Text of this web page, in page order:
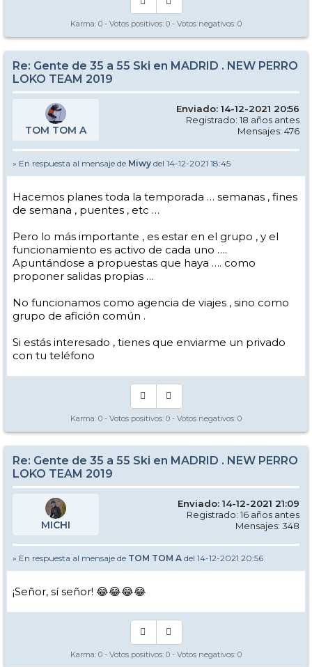
Karma: 0 - Votos positivos: 0 - Votos negativos: 0
Re: Gente de 35 a 55 Ski en MADRID . NEW PERRO
LOKO TEAM 2019
TOM TOM A
Enviado: 14-12-2021 20:56
Registrado: 18 años antes
Mensajes: 476
» En respuesta al mensaje de Miwy del 14-12-2021 18:45
Hacemos planes toda la temporada … semanas , fines
de semana , puentes , etc …
Pero lo más importante , es estar en el grupo , y el
funcionamiento es activo de cada uno ….
Apuntándose a propuestas que haya …. como
proponer salidas propias …
No funcionamos como agencia de viajes , sino como
grupo de afición común .
Si estás interesado , tienes que enviarme un privado
con tu teléfono
Karma: 0 - Votos positivos: 0 - Votos negativos: 0
Re: Gente de 35 a 55 Ski en MADRID . NEW PERRO
LOKO TEAM 2019
MICHI
Enviado: 14-12-2021 21:09
Registrado: 16 años antes
Mensajes: 348
» En respuesta al mensaje de TOM TOM A del 14-12-2021 20:56
¡Señor, sí señor! 😂😂😂😂
Karma: 0 - Votos positivos: 0 - Votos negativos: 0